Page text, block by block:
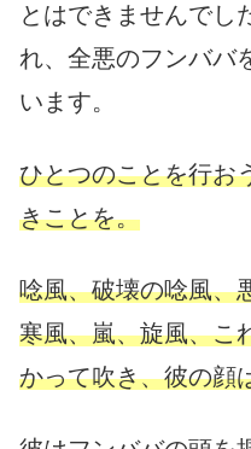
とはできませんでし
れ、全悪のフンババ
います。
ひとつのことを行お
きことを。
唸風、破壊の唸風、
寒風、嵐、旋風、こ
かって吹き、彼の顔